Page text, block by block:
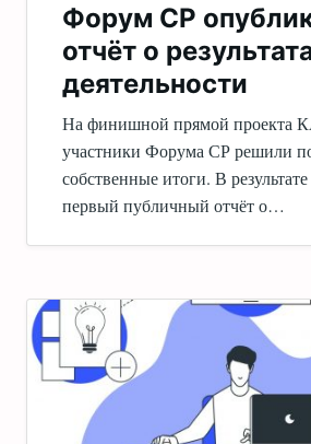
Форум СР
отчёт о
деятельности
На финишной прямой проекта
участники Форума СР решили
собственные итоги. В
первый публичный отчёт о…